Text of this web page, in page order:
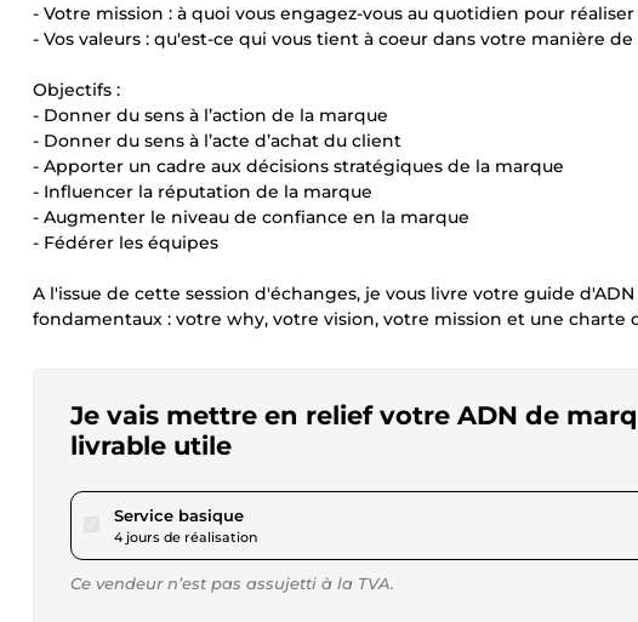
- Votre mission : à quoi vous engagez-vous au quotidien pour
- Vos valeurs : qu'est-ce qui vous tient à coeur dans votre manière
Objectifs :
- Donner du sens à l’action de la marque
- Donner du sens à l’acte d’achat du client
- Apporter un cadre aux décisions stratégiques de la marque
- Influencer la réputation de la marque
- Augmenter le niveau de confiance en la marque
- Fédérer les équipes
A l'issue de cette session d'échanges, je vous livre votre guide
fondamentaux : votre why, votre vision, votre mission et une charte
Je vais mettre en relief votre ADN de
livrable utile
Service basiquepour 553,13 $US
4 jours de réalisation
Ce vendeur n’est pas assujetti à la TVA.